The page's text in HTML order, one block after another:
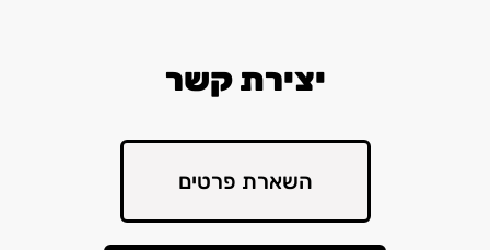
יצירת קשר
השארת פרטים